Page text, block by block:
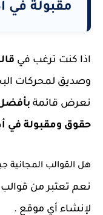
مقبولة
اذا كنت ترغب في
وصديق لمحركات
نعرض قائمة بأفضل
حقوق ومقبولة
هل القوالب المجانية
نعم تعتبر من
لإنشاء أي موقع .